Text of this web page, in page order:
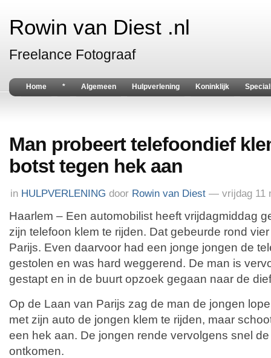
Rowin van Diest .nl
Freelance Fotograaf
Home * Algemeen Hulpverlening Koninklijk
Man probeert telefoondief
botst tegen hek aan
in HULPVERLENING door Rowin van Diest — vrijdag 11
Haarlem – Een automobilist heeft vrijdagmiddag
zijn telefoon klem te rijden. Dat gebeurde rond
Parijs. Even daarvoor had een jonge jongen de
gestolen en was hard weggerend. De man is
gestapt en in de buurt opzoek gegaan naar de
Op de Laan van Parijs zag de man de jongen
met zijn auto de jongen klem te rijden, maar
een hek aan. De jongen rende vervolgens snel
ontkomen.